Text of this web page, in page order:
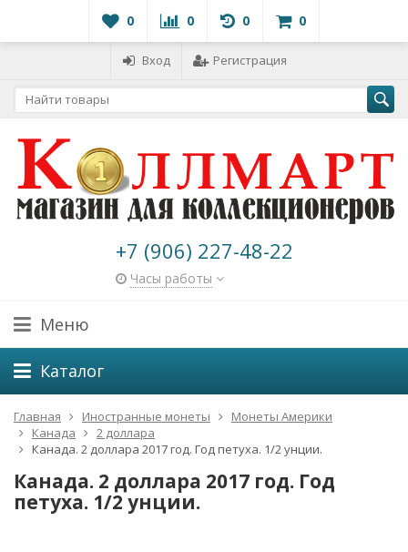
0 0 0 0
Вход Регистрация
+7 (906) 227-48-22
Часы работы
Меню
Каталог
Главная Иностранные монеты
Монеты Америки
Канада
2 доллара
Канада. 2 доллара 2017 год. Год петуха. 1/2 унции.
Канада. 2 доллара 2017 год. Год
петуха. 1/2 унции.